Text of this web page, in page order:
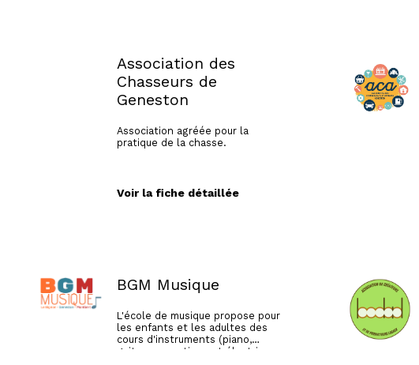
Association des
Chasseurs de
Geneston
Association agréée pour la
pratique de la chasse.
Voir la fiche détaillée
BGM Musique
L'école de musique propose pour
les enfants et les adultes des
cours d'instruments (piano,
guitare acoustique et électrique,